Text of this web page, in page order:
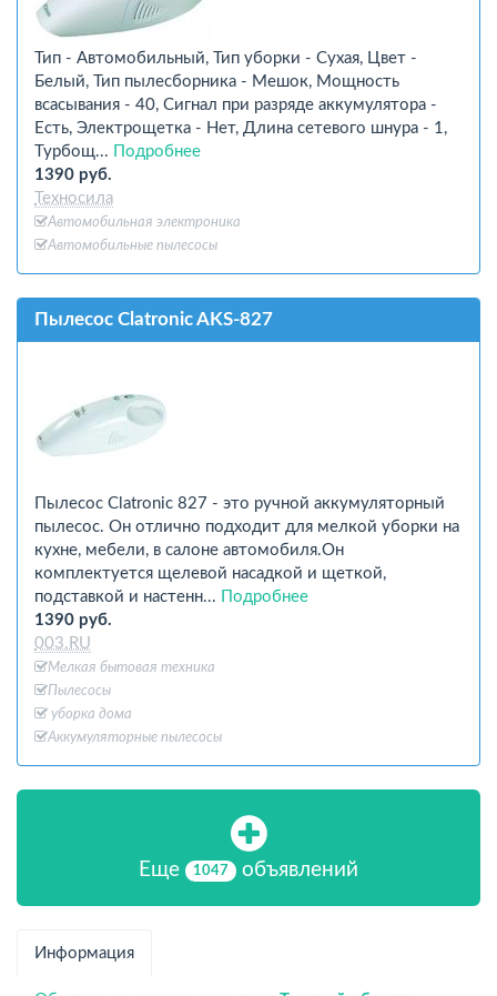
Тип - Автомобильный, Тип уборки - Сухая, Цвет -
Белый, Тип пылесборника - Мешок, Мощность
всасывания - 40, Сигнал при разряде аккумулятора -
Есть, Электрощетка - Нет, Длина сетевого шнура - 1,
Турбощ...
Подробнее
1390 руб.
Техносила
Автомобильная электроника
Автомобильные пылесосы
Пылесос Clatronic AKS-827
Пылесос Clatronic 827 - это ручной аккумуляторный
пылесос. Он отлично подходит для мелкой уборки на
кухне, мебели, в салоне автомобиля.Он
комплектуется щелевой насадкой и щеткой,
подставкой и настенн...
Подробнее
1390 руб.
003.RU
Мелкая бытовая техника
Пылесосы
уборка дома
Аккумуляторные пылесосы
Еще 1047 объявлений
Информация